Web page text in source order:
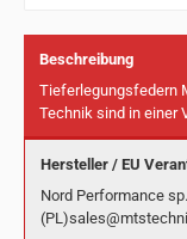
Beschreibung
Tieferlegungsfedern
Technik sind in einer
Hersteller / EU
Nord Performance